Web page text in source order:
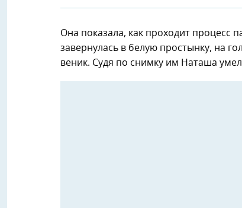
Она показала, как проходит процесс
завернулась в белую простынку, на
веник. Судя по снимку им Наташа